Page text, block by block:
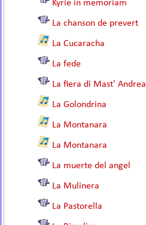
Kyrie in memoriam
La chanson de prevert
La Cucaracha
La fede
La fiera di Mast' Andrea
La Golondrina
La Montanara
La Montanara
La muerte del angel
La Mulinera
La Pastorella